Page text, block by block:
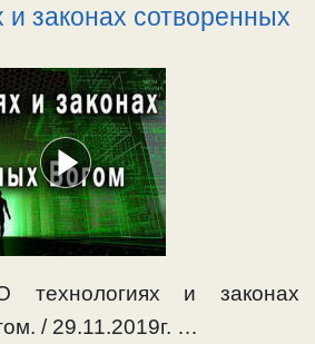
и законах сотворенных
технологиях и законах
/ 29.11.2019г. …